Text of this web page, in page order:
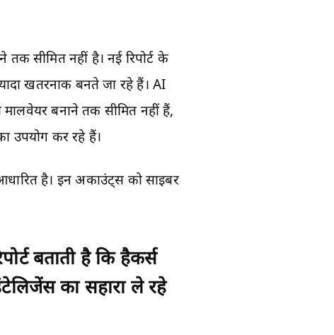
सीमित नहीं है। नई रिपोर्ट के
खतरनाक बनते जा रहे हैं। AI
बनाने तक सीमित नहीं हैं,
उपयोग कर रहे हैं।
है। इन अकाउंट्स को साइबर
बताती है कि हैकर्स
का सहारा ले रहे